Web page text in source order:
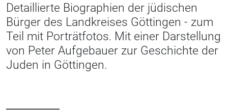
Detaillierte Biographien der jüdischen
Bürger des Landkreises Göttingen - zum
Teil mit Porträtfotos. Mit einer Darstellung
von Peter Aufgebauer zur Geschichte der
Juden in Göttingen.